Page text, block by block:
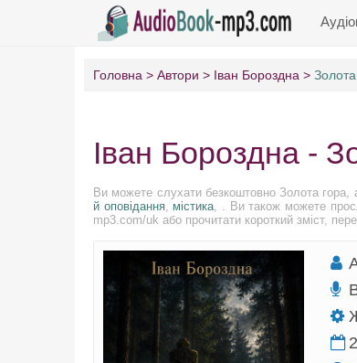
Головна Автори Іван Бороздна
Іван Бороздна -
Ви можете слухати безкоштовно Золота
й оповідання, містика, . Ви також можете
mp3.com/uk або прочитати короткий зміст,